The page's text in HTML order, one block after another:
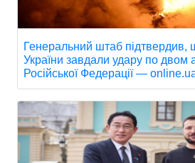
Генеральний штаб
України завдали удару по двом
Російської Федерації —